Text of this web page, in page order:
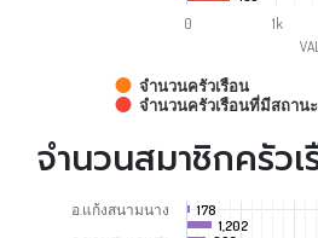
จำนวนครัวเรือน
จำนวนครัวเรือนที่มีสถาน
0 1k
จำนวนสมาชิกครัว
178
178
1,202
1,202
อ.แก้งสนามนาง